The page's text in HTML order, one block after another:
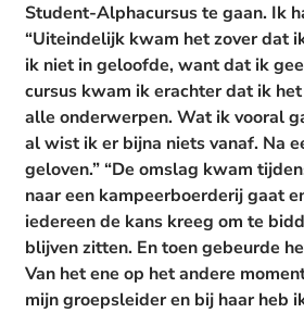
Student-Alphacursus te gaan. Ik
“Uiteindelijk kwam het zover dat
ik niet in geloofde, want dat ik
cursus kwam ik erachter dat ik
alle onderwerpen. Wat ik vooral
al wist ik er bijna niets vanaf. Na
geloven.” “De omslag kwam
naar een kampeerboerderij gaat
iedereen de kans kreeg om te
blijven zitten. En toen gebeurde
Van het ene op het andere
mijn groepsleider en bij haar heb